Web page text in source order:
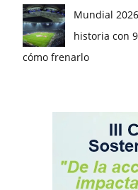
Mundial
historia con
cómo frenarlo